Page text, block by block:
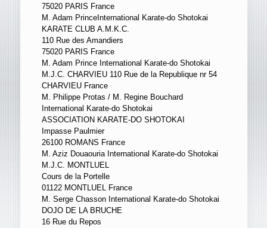
75020 PARIS France
M. Adam PrinceInternational Karate-do Shotokai
KARATE CLUB A.M.K.C.
110 Rue des Amandiers
75020 PARIS France
M. Adam Prince International Karate-do Shotokai
M.J.C. CHARVIEU 110 Rue de la Republique nr 54
CHARVIEU France
M. Philippe Protas / M. Regine Bouchard
International Karate-do Shotokai
ASSOCIATION KARATE-DO SHOTOKAI
Impasse Paulmier
26100 ROMANS France
M. Aziz Douaouria International Karate-do Shotokai
M.J.C. MONTLUEL
Cours de la Portelle
01122 MONTLUEL France
M. Serge Chasson International Karate-do Shotokai
DOJO DE LA BRUCHE
16 Rue du Repos